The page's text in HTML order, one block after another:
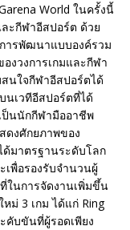
World ในครั้งนี้
ะกีฬาอีสปอร์ต ด้วย
ารพัฒนาแบบองค์รวม
งวงการเกมและกีฬา
นใจกีฬาอีสปอร์ตได้
นเวทีอีสปอร์ตที่ได้
นนักกีฬามืออาชีพ
ดงศักยภาพของ
ด้มาตรฐานระดับโลก
พื่อรองรับจำนวนผู้
ในการจัดงานเพิ่มขึ้น
ม่ 3 เกม ได้แก่ Ring
คับขันที่ผู้รอดเพียง